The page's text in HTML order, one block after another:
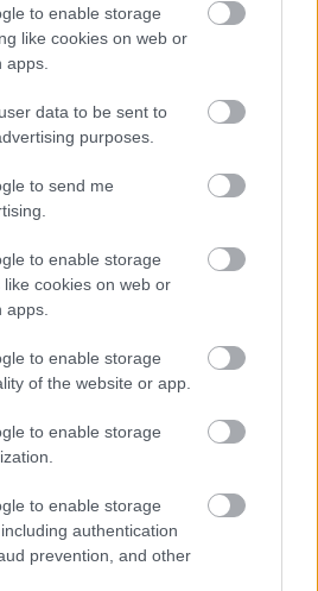
to enable storage
like cookies on web or
data to be sent to
purposes.
to send me
to enable storage
cookies on web or
to enable storage
of the website or app.
to enable storage
to enable storage
authentication
prevention, and other